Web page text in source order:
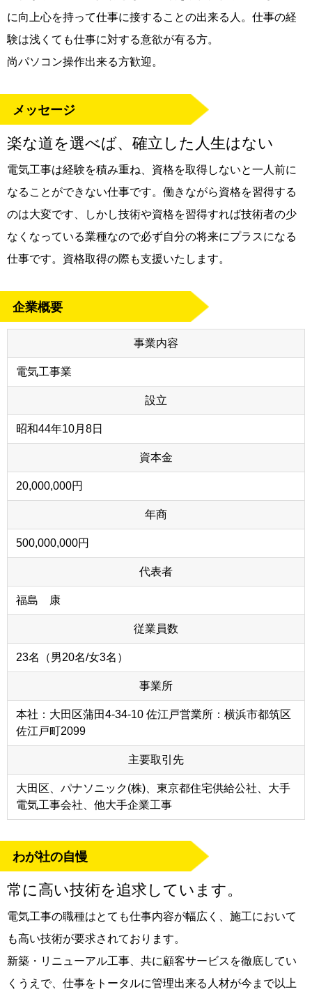
に向上心を持って仕事に接することの出来る人。仕事の経
験は浅くても仕事に対する意欲が有る方。
尚パソコン操作出来る方歓迎。
メッセージ
楽な道を選べば、確立した人生はない
電気工事は経験を積み重ね、資格を取得しないと一人前に
なることができない仕事です。働きながら資格を習得する
のは大変です、しかし技術や資格を習得すれば技術者の少
なくなっている業種なので必ず自分の将来にプラスになる
仕事です。資格取得の際も支援いたします。
企業概要
事業内容
電気工事業
設立
昭和44年10月8日
資本金
20,000,000円
年商
500,000,000円
代表者
福島 康
従業員数
23名（男20名/女3名）
事業所
本社：大田区蒲田4-34-10 佐江戸営業所：横浜市都筑区
佐江戸町2099
主要取引先
大田区、パナソニック(株)、東京都住宅供給公社、大手
電気工事会社、他大手企業工事
わが社の自慢
常に高い技術を追求しています。
電気工事の職種はとても仕事内容が幅広く、施工において
も高い技術が要求されております。
新築・リニューアル工事、共に顧客サービスを徹底してい
くうえで、仕事をトータルに管理出来る人材が今まで以上